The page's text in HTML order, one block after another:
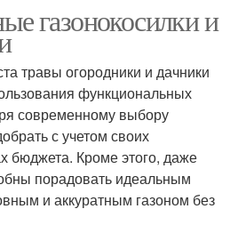
газонокосилки и
травы огородники и дачники
функциональных
современному выбору
с учетом своих
бюджета. Кроме этого, даже
порадовать идеальным
и аккуратным газоном без